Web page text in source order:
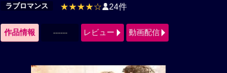
ラブロマンス ★★★★☆ 24件
作品情報 ------ レビュー 動画配信